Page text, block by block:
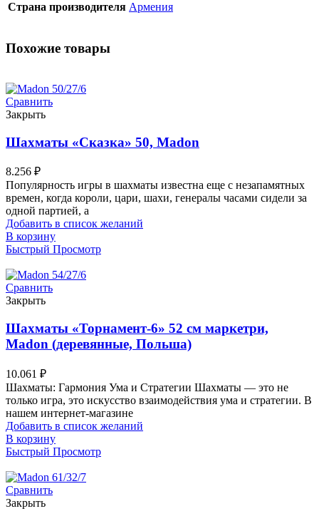
Страна производителя Армения
Похожие товары
Сравнить
Закрыть
Шахматы «Сказка» 50, Madon
8.256 ₽
Популярность игры в шахматы известна еще с незапамятных
времен, когда короли, цари, шахи, генералы часами сидели за
одной партией, а
Добавить в список желаний
В корзину
Быстрый Просмотр
Сравнить
Закрыть
Шахматы «Торнамент-6» 52 см маркетри,
Madon (деревянные, Польша)
10.061 ₽
Шахматы: Гармония Ума и Стратегии Шахматы — это не
только игра, это искусство взаимодействия ума и стратегии. В
нашем интернет-магазине
Добавить в список желаний
В корзину
Быстрый Просмотр
Сравнить
Закрыть